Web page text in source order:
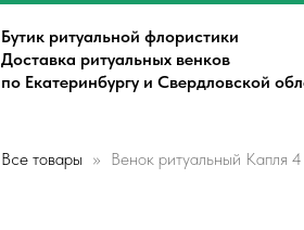
Бутик ритуальной флористики
Доставка ритуальных венков
по Екатеринбургу и Свердловской
Все товары Венок ритуальный Капля